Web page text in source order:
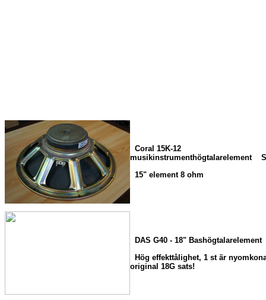
Coral 15K-12
musikinstrumenthögtalarelement
15" element 8 ohm
DAS G40 - 18" Bashögtalarelement
Hög effekttålighet, 1 st är
original 18G sats!